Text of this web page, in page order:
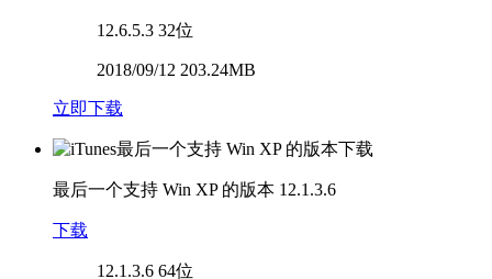
12.6.5.3 32位
2018/09/12 203.24MB
立即下载
最后一个支持 Win XP 的版本 12.1.3.6
下载
12.1.3.6 64位